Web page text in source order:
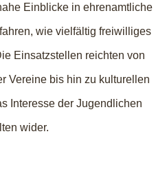
Einblicke in ehrenamtliche
wie vielfältig freiwilliges
Einsatzstellen reichten von
Vereine bis hin zu kulturellen
Interesse der Jugendlichen
wider.